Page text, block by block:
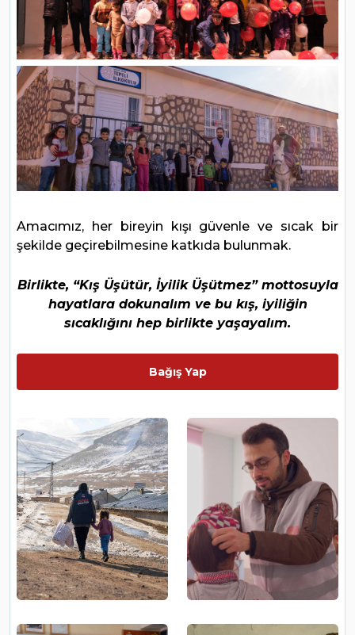
Amacımız, her bireyin kışı güvenle ve sıcak bir
şekilde geçirebilmesine katkıda bulunmak.
Birlikte, “Kış Üşütür, İyilik Üşütmez” mottosuyla
hayatlara dokunalım ve bu kış, iyiliğin
sıcaklığını hep birlikte yaşayalım.
Bağış Yap